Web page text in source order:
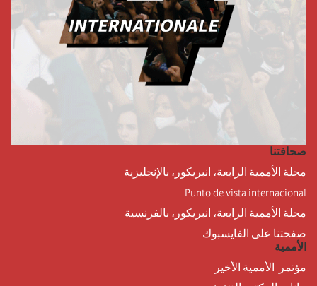
صحافتنا
مجلة الأممية الرابعة، انبريكور، بالإنجليزية
Punto de vista internacional
مجلة الأممية الرابعة، انبريكور، بالفرنسية
صفحتنا على الفايسبوك
الأممية
مؤتمر الأممية الأخير